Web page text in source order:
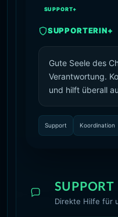
SUPPORT+
SUPPORTERIN+
Gute Seele des
Verantwortung.
und hilft überall
Support Koordination
SUPPORT
Direkte Hilfe für